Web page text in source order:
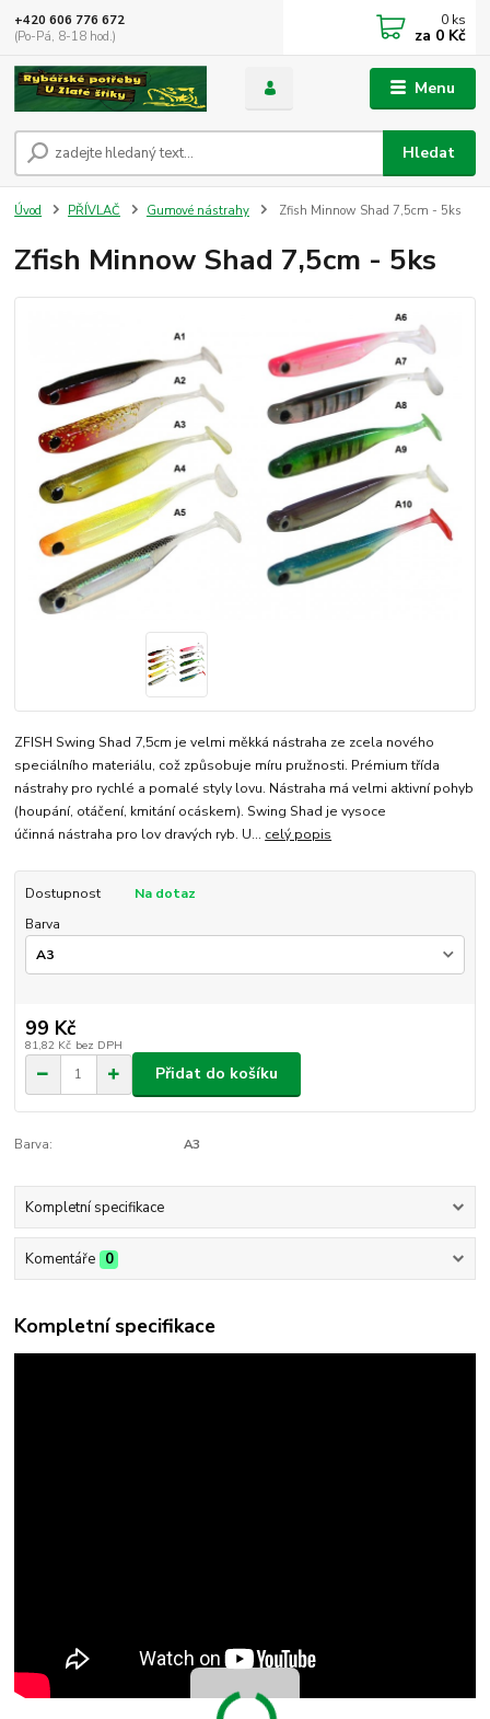
Menu
Hledat
+420 606 776 672
(Po-Pá, 8-18 hod.)
0 ks
za 0 Kč
Úvod PŘÍVLAČ Gumové nástrahy Zfish Minnow Shad 7,5cm - 5ks
Zfish Minnow Shad 7,5cm - 5ks
ZFISH Swing Shad 7,5cm je velmi měkká nástraha ze zcela nového
speciálního materiálu, což způsobuje míru pružnosti. Prémium třída
nástrahy pro rychlé a pomalé styly lovu. Nástraha má velmi aktivní pohyb
(houpání, otáčení, kmitání ocáskem). Swing Shad je vysoce
účinná nástraha pro lov dravých ryb. U... celý popis
Dostupnost
Na dotaz
Barva
99 Kč
81,82 Kč bez DPH
Přidat do košíku
Barva: A3
Kompletní specifikace
Komentáře 0
Kompletní specifikace